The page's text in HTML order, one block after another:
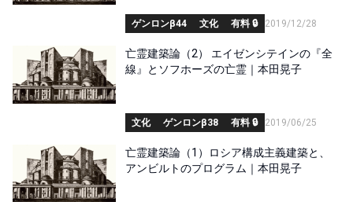
ゲンロンβ44 文化 有料 🔒 2019/12/28
亡霊建築論（2） エイゼンシテインの『全
線』とソフホーズの亡霊｜本田晃子
文化 ゲンロンβ38 有料 🔒 2019/06/25
亡霊建築論（1）ロシア構成主義建築と、
アンビルトのプログラム｜本田晃子